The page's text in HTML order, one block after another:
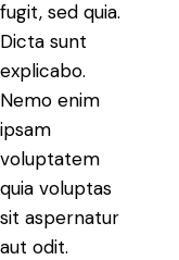
fugit, sed quia.
Dicta sunt
explicabo.
Nemo enim
ipsam
voluptatem
quia voluptas
sit aspernatur
aut odit.